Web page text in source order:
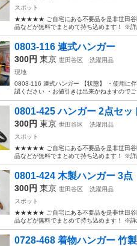
スポット
★★★★★ ご自宅にある不要品を是非世田谷
品などが無料でまとめて持ち込めます！ ※
0803-116 連式ハンガー
300円 東京 世田谷区
洗濯用品
現地
0803-116 連式ハンガー 【状態】 ・使用に
認ください ・お値引きは出来かねますので
0801-425 ハンガー 2点セッ
300円 東京 世田谷区
洗濯用品
スポット
★★★★★ ご自宅にある不要品を是非世田谷
品などが無料でまとめて持ち込めます！ ※
0801-424 木製ハンガー 3点
300円 東京 世田谷区
洗濯用品
スポット
★★★★★ ご自宅にある不要品を是非世田谷
品などが無料でまとめて持ち込めます！ ※
0728-468 着物ハンガー 竹製